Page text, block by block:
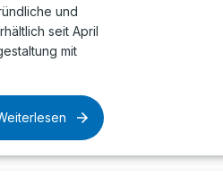
und
seit April
mit